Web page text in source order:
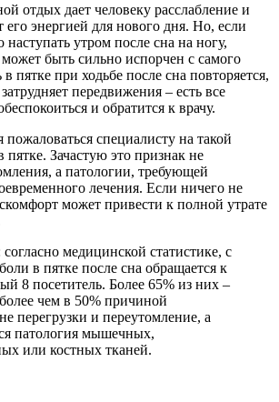
отдых дает человеку расслабление и
его энергией для нового дня. Но, если
наступать утром после сна на ногу,
быть сильно испорчен с самого
пятке при ходьбе после сна повторяется,
передвижения – есть все
и обратится к врачу.
пожаловаться специалисту на такой
Зачастую это признак не
а патологии, требующей
лечения. Если ничего не
может привести к полной утрате
медицинской статистике, с
в пятке после сна обращается к
8 посетитель. Более 65% из них –
чем в 50% причиной
перегрузки и переутомление, а
патология мышечных,
или костных тканей.